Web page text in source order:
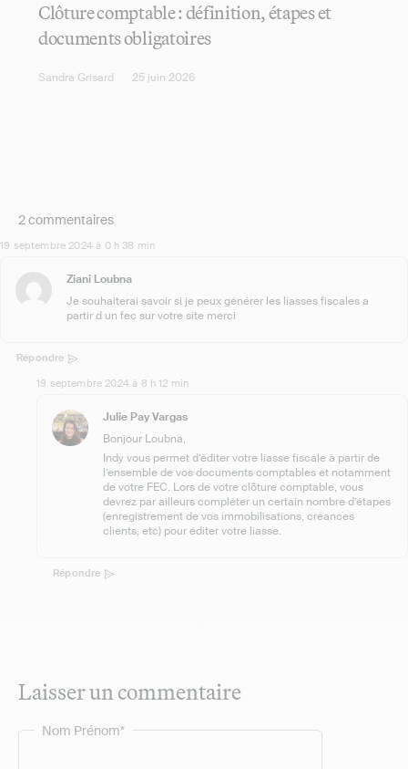
Clôture comptable : définition, étapes et
documents obligatoires
Sandra Grisard 25 juin 2026
2 commentaires
19 septembre 2024 à 0 h 38 min
Ziani Loubna
Je souhaiterai savoir si je peux générer les liasses fiscales a
partir d un fec sur votre site merci
Répondre
19 septembre 2024 à 8 h 12 min
Julie Pay Vargas
Bonjour Loubna,
Indy vous permet d’éditer votre liasse fiscale à partir de
l’ensemble de vos documents comptables et notamment
de votre FEC. Lors de votre clôture comptable, vous
devrez par ailleurs compléter un certain nombre d’étapes
(enregistrement de vos immobilisations, créances
clients, etc) pour éditer votre liasse.
Répondre
Laisser un commentaire
Nom Prénom*